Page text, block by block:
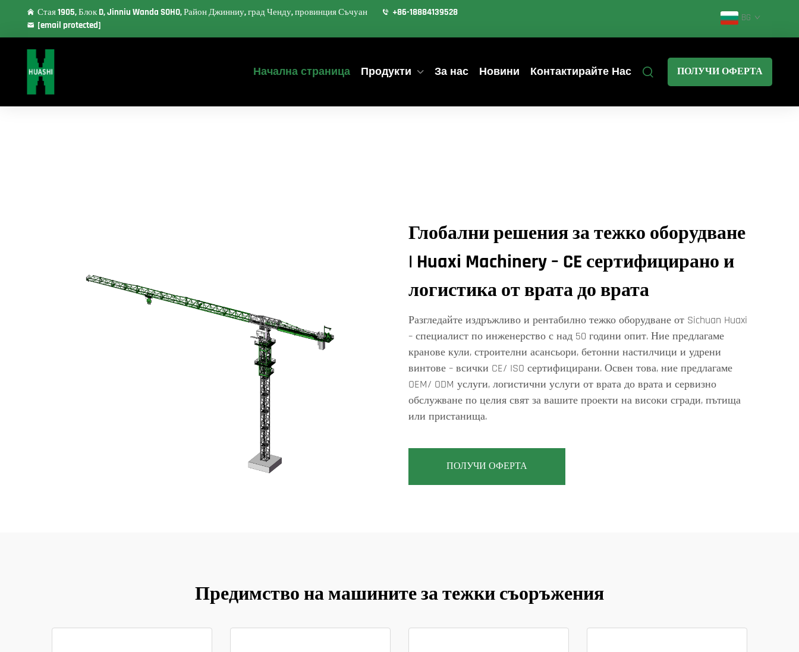
Стая 1905, Блок D, Jinniu Wanda SOHO, Район Джинниу, град Ченду, провинция Съчуан
+86-18884139528
[email protected]
BG
Начална страница Продукти За нас Новини Контактирайте Нас ПОЛУЧИ ОФЕРТА
Глобални решения за тежко оборудване
| Huaxi Machinery – CE сертифицирано и
логистика от врата до врата
Разгледайте издръжливо и рентабилно тежко оборудване от Sichuan Huaxi
– специалист по инженерство с над 50 години опит. Ние предлагаме
кранове кули, строителни асансьори, бетонни настилчици и удрени
винтове – всички CE/ ISO сертифицирани. Освен това, ние предлагаме
OEM/ ODM услуги, логистични услуги от врата до врата и сервизно
обслужване по целия свят за вашите проекти на високи сгради, пътища
или пристанища.
ПОЛУЧИ ОФЕРТА
Предимство на машините за тежки съоръжения